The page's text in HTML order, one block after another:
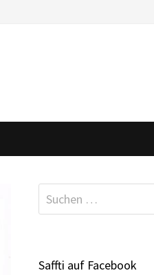
Suchen
nach:
Saffti auf Facebook